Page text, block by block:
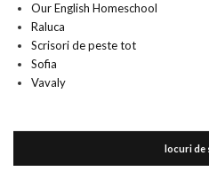
Our English Homeschool
Raluca
Scrisori de peste tot
Sofia
Vavaly
locuri de